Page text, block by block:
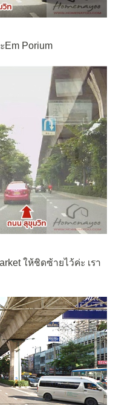
Em Porium
ให้ชิดซ้ายไว้ค่ะ เรา